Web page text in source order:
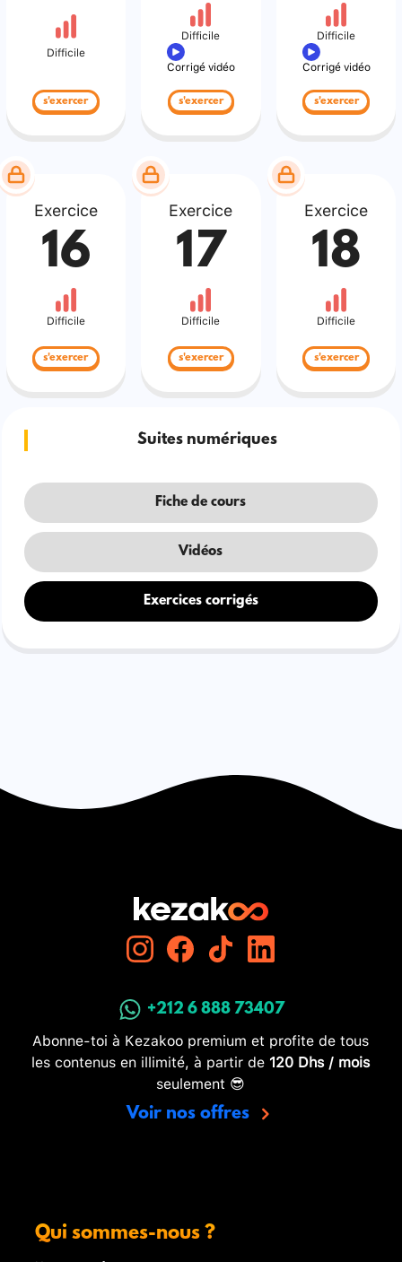
Difficile
s'exercer
Difficile
Corrigé vidéo
s'exercer
Difficile
Corrigé vidéo
s'exercer
Exercice
16
Difficile
s'exercer
Exercice
17
Difficile
s'exercer
Exercice
18
Difficile
s'exercer
Suites numériques
Fiche de cours
Vidéos
Exercices corrigés
+212 6 888 73407
Abonne-toi à Kezakoo premium et profite de tous
les contenus en illimité, à partir de 120 Dhs / mois
seulement 😎
Voir nos offres
Qui sommes-nous ?